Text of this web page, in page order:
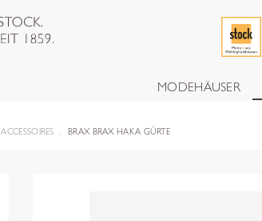
MODEHÄUSER
ACCESSOIRES BRAX BRAX HAKA GÜRTE